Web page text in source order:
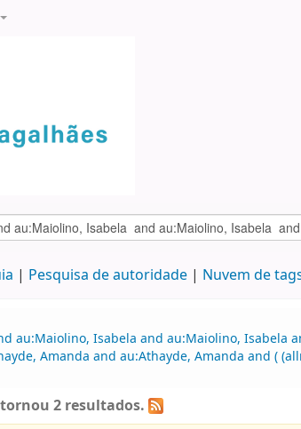
Pesquisa de autoridade Nuvem de
au:Maiolino, Isabela and au:Maiolino, Isabela
Amanda and au:Athayde, Amanda and (
2 resultados.